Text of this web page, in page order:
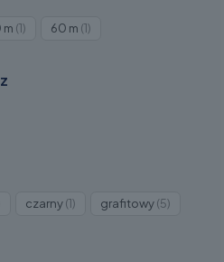
m 1Produkt60 m 1Produkt
czarny 1Produktgrafitowy 5Produkty